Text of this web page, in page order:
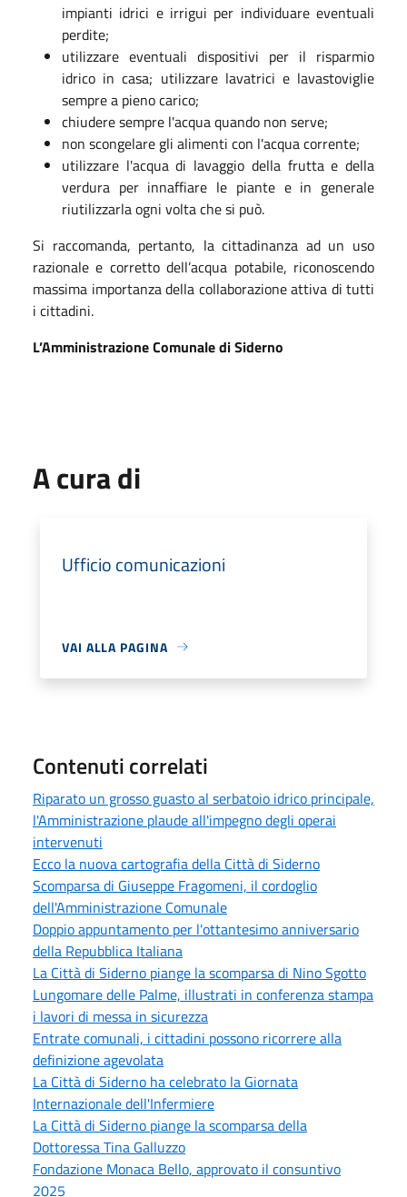
impianti idrici e irrigui per individuare eventuali
perdite;
utilizzare eventuali dispositivi per il risparmio
idrico in casa; utilizzare lavatrici e lavastoviglie
sempre a pieno carico;
chiudere sempre l'acqua quando non serve;
non scongelare gli alimenti con l'acqua corrente;
utilizzare l'acqua di lavaggio della frutta e della
verdura per innaffiare le piante e in generale
riutilizzarla ogni volta che si può.
Si raccomanda, pertanto, la cittadinanza ad un uso
razionale e corretto dell’acqua potabile, riconoscendo
massima importanza della collaborazione attiva di tutti
i cittadini.
L’Amministrazione Comunale di Siderno
A cura di
Ufficio comunicazioni
VAI ALLA PAGINA
Contenuti correlati
Riparato un grosso guasto al serbatoio idrico principale,
l'Amministrazione plaude all'impegno degli operai
intervenuti
Ecco la nuova cartografia della Città di Siderno
Scomparsa di Giuseppe Fragomeni, il cordoglio
dell'Amministrazione Comunale
Doppio appuntamento per l'ottantesimo anniversario
della Repubblica Italiana
La Città di Siderno piange la scomparsa di Nino Sgotto
Lungomare delle Palme, illustrati in conferenza stampa
i lavori di messa in sicurezza
Entrate comunali, i cittadini possono ricorrere alla
definizione agevolata
La Città di Siderno ha celebrato la Giornata
Internazionale dell'Infermiere
La Città di Siderno piange la scomparsa della
Dottoressa Tina Galluzzo
Fondazione Monaca Bello, approvato il consuntivo
2025